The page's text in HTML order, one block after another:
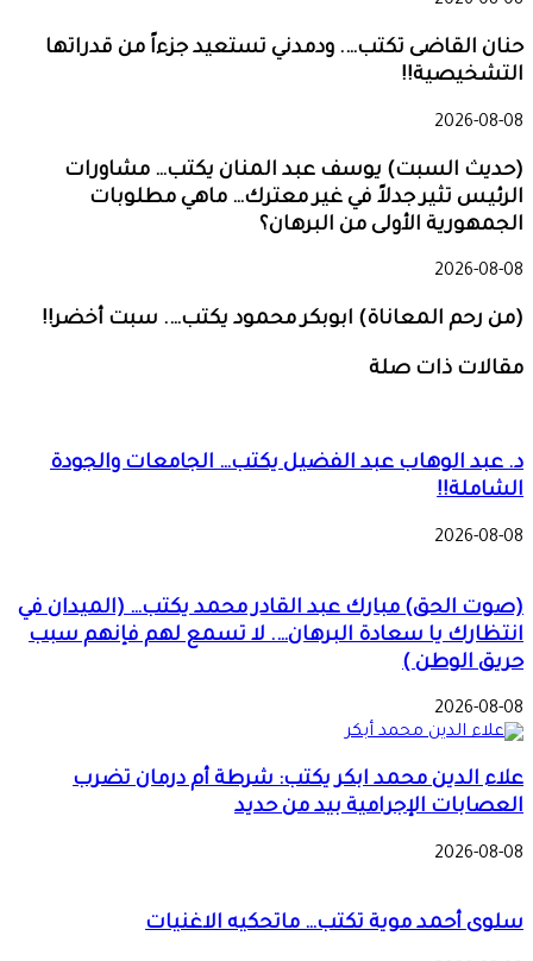
حنان القاضى تكتب…. ودمدني تستعيد جزءاً من قدراتها
التشخيصية!!
2026-08-08
(حديث السبت) يوسف عبد المنان يكتب… مشاورات
الرئيس تثير جدلاً في غير معترك… ماهي مطلوبات
الجمهورية الأولى من البرهان؟
2026-08-08
(من رحم المعاناة) ابوبكر محمود يكتب…. سبت أخضر!!
مقالات ذات صلة
د. عبد الوهاب عبد الفضيل يكتب… الجامعات والجودة
الشاملة!!
2026-08-08
(صوت الحق) مبارك عبد القادر محمد يكتب… (الميدان في
انتظارك يا سعادة البرهان…. لا تسمع لهم فإنهم سبب
حريق الوطن )
2026-08-08
علاء الدين محمد ابكر يكتب: شرطة أم درمان تضرب
العصابات الإجرامية بيد من حديد
2026-08-08
سلوى أحمد موية تكتب… ماتحكيه الاغنيات